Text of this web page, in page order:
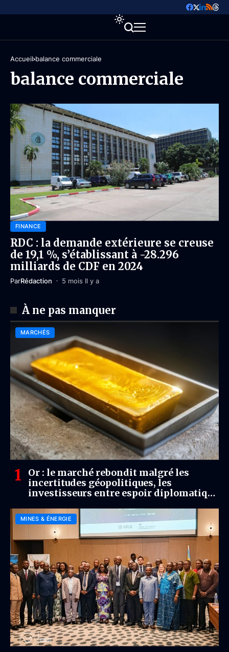
Accueil balance commerciale
balance commerciale
FINANCE
RDC : la demande extérieure se creuse
de 19,1 %, s’établissant à -28.296
milliards de CDF en 2024
ParRédaction 5 mois Il y a
À ne pas manquer
MARCHÉS
Or : le marché rebondit malgré les
incertitudes géopolitiques, les
investisseurs entre espoir diplomatique
MINES & ÉNERGIE